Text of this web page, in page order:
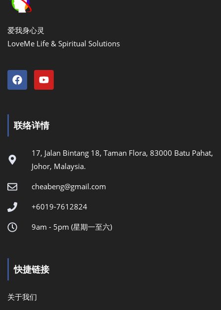
爱我身心灵
LoveMe Life & Spiritual Solutions
联络详情
17, Jalan Bintang 18, Taman Flora, 83000 Batu Pahat,
Johor, Malaysia.
cheabeng@gmail.com
+6019-7612824
9am - 5pm (星期一至六)
快捷链接
关于我们